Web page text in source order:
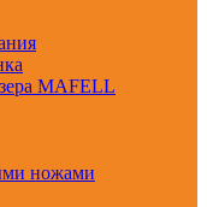
MAFELL
ножами